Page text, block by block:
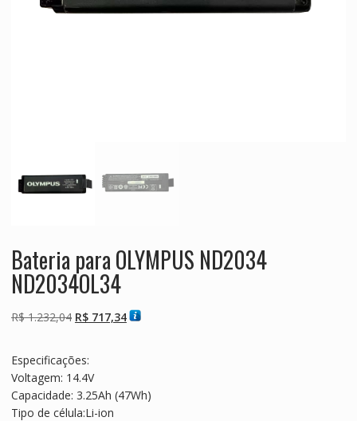
Bateria para OLYMPUS ND2034
ND2034OL34
R$1.232,04 O
era:
R$ 1.232,04.
R$717,34O
Especificações:
Voltagem: 14.4V
Capacidade: 3.25Ah (47Wh)
Tipo de célula:Li-ion